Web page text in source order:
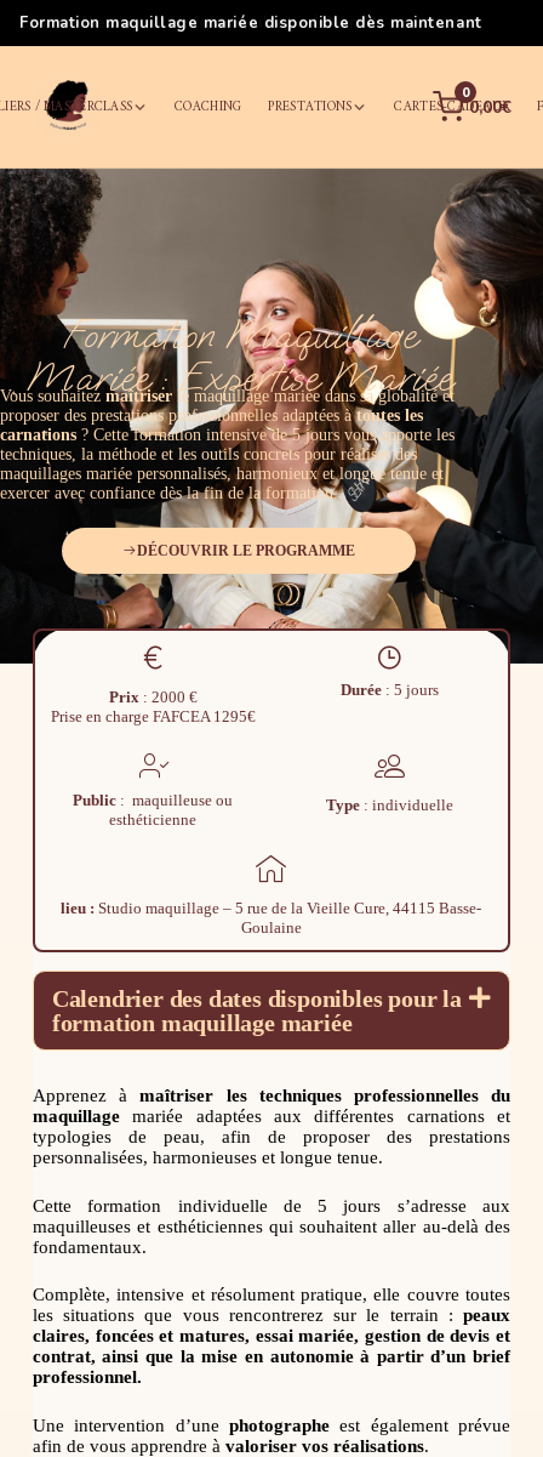
Les meilleurs cours de maquillage à Nantes
/ MASTERCLASS COACHING PRESTATIONS CARTES-CADEAUX
0
0,00€
Formation Maquillage
Mariée : Expertise Mariée
Vous souhaitez maîtriser le maquillage mariée dans sa globalité et
proposer des prestations professionnelles adaptées àtoutes les
carnations ? Cette formation intensive de 5 jours vous apporte les
techniques, la méthode et les outils concrets pour réaliser des
maquillages mariée personnalisés, harmonieux et longue tenue et
exercer avec confiance dès la fin de la formation.
DÉCOUVRIR LE PROGRAMME
Prix: 2000 €
Prise en charge FAFCEA 1295€
Durée : 5 jours
Public : maquilleuse ou
esthéticienne
Type : individuelle
lieu : Studio maquillage – 5 rue de la Vieille Cure, 44115 Basse-
Goulaine
Calendrier des dates disponibles pour la
formation maquillage mariée
Apprenez àmaîtriser les techniques professionnelles du
maquillagemariée adaptées aux différentes carnations et
typologies de peau, afin de proposer des prestations
personnalisées, harmonieuses et longue tenue.
Cette formation individuelle de 5 jours s’adresse aux
maquilleuses et esthéticiennes qui souhaitent aller au-delà des
fondamentaux.
Complète, intensive et résolument pratique, elle couvre toutes
les situations que vous rencontrerez sur le terrain :peaux
claires, foncées et matures, essai mariée, gestion de devis et
contrat, ainsi que la mise en autonomie à partir d’un brief
professionnel.
Une intervention d’une photographe est également prévue
afin de vous apprendre à valoriser vos réalisations.